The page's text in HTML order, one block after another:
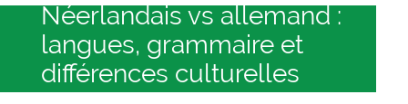
Néerlandais vs allemand :
langues, grammaire et
différences culturelles